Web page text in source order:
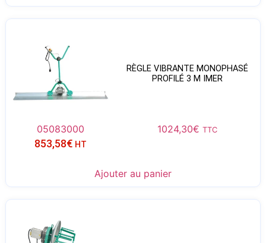
RÈGLE VIBRANTE MONOPHASÉ
PROFILÉ 3 M IMER
05083000 1024,30€ TTC
853,58€ HT
Ajouter au panier